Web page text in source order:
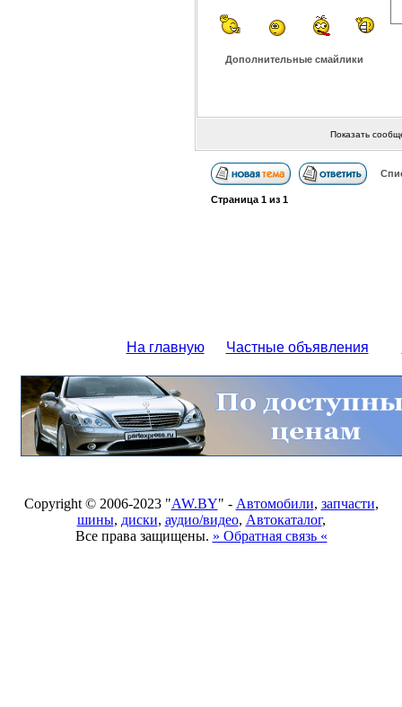
Дополнительные смайлики
Показать
Страница 1из 1
На главную Частные объявления
Copyright © 2006-2023 "AW.BY" - Автомобили, запчасти,
шины, диски, аудио/видео, Автокаталог,
Все права защищены. » Обратная связь «